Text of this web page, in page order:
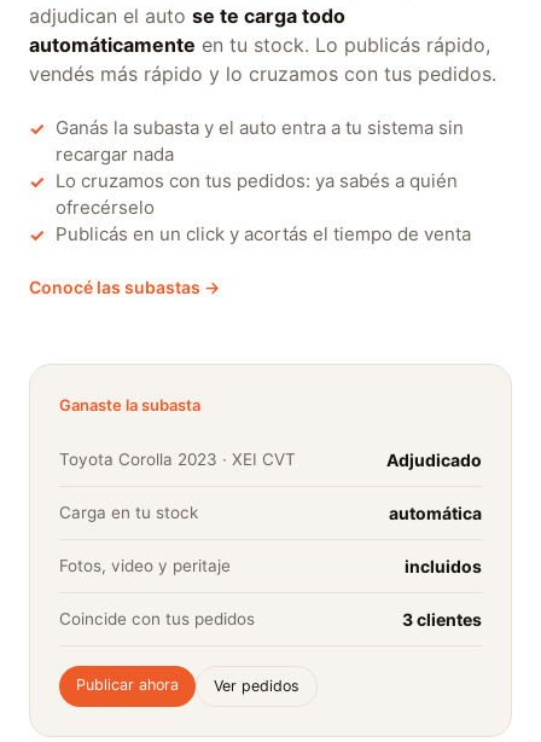
adjudican el auto se te carga todo
automáticamente en tu stock. Lo publicás rápido,
vendés más rápido y lo cruzamos con tus pedidos.
✓ Ganás la subasta y el auto entra a tu sistema sin
recargar nada
✓ Lo cruzamos con tus pedidos: ya sabés a quién
ofrecérselo
✓ Publicás en un click y acortás el tiempo de venta
Conocé las subastas →
Ganaste la subasta
Toyota Corolla 2023 · XEI CVT Adjudicado
Carga en tu stock automática
Fotos, video y peritaje incluidos
Coincide con tus pedidos 3 clientes
Publicar ahora Ver pedidos